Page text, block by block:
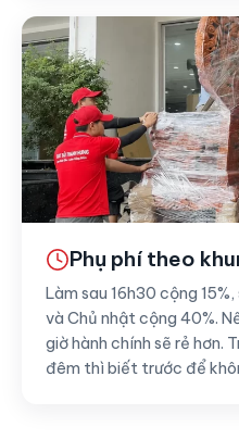
Phụ phí theo
Làm sau 16h30 cộng
và Chủ nhật cộng 40%.
giờ hành chính sẽ rẻ hơn.
đêm thì biết trước để